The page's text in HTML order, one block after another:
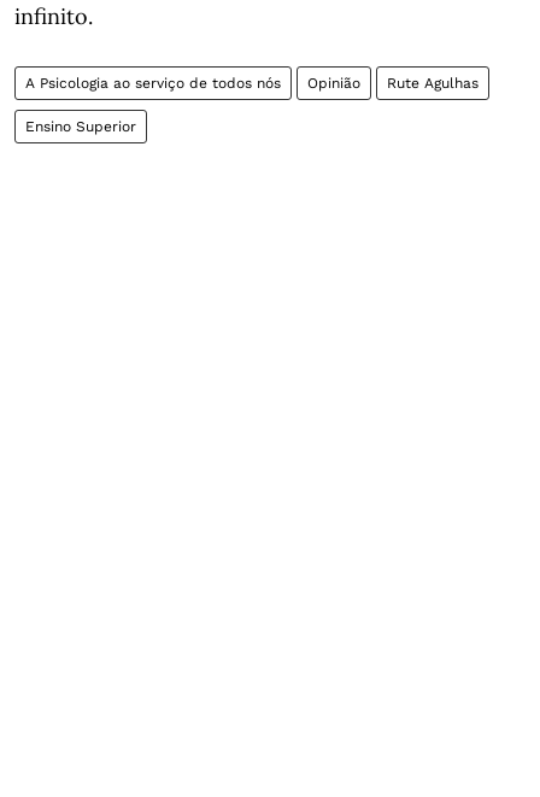
infinito.
A Psicologia ao serviço de todos nós Opinião Rute Agulhas
Ensino Superior